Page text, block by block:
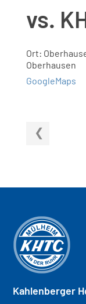
vs.
Ort:
Oberhausen
GoogleMaps
Kahlenberger